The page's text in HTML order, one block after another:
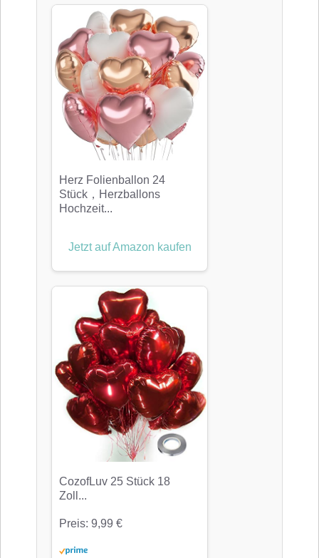
Herz Folienballon 24
Stück，Herzballons
Hochzeit...
Jetzt auf Amazon kaufen
CozofLuv 25 Stück 18
Zoll...
Preis: 9,99 €